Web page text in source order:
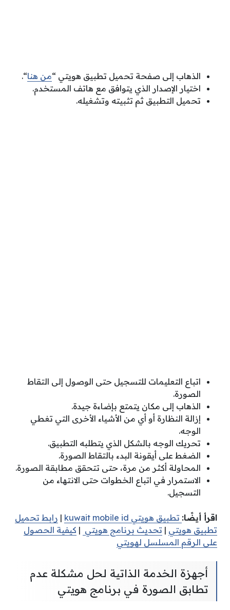
الذهاب إلى صفحة تحميل تطبيق هويتي “من هنا“.
اختيار الإصدار الذي يتوافق مع هاتف المستخدم.
تحميل التطبيق ثم تثبيته وتشغيله.
اتباع التعليمات للتسجيل حتى الوصول إلى التقاط
الصورة.
الذهاب إلى مكان يتمتع بإضاءة جيدة.
إزالة النظارة أو أي من الأشياء الأخرى التي تغطي
الوجه.
تحريك الوجه بالشكل الذي يتطلبه التطبيق.
الضغط على أيقونة البدء بالتقاط الصورة.
المحاولة أكثر من مرة، حتى تتحقق مطابقة الصورة.
الاستمرار في اتباع الخطوات حتى الانتهاء من
التسجيل.
اقرأ أيضًا: تطبيق هويتي kuwait mobile id | رابط تحميل
تطبيق هويتي | تحديث برنامج هويتي | كيفية الحصول
على الرقم المسلسل لهويتي
أجهزة الخدمة الذاتية لحل مشكلة عدم
تطابق الصورة في برنامج هويتي